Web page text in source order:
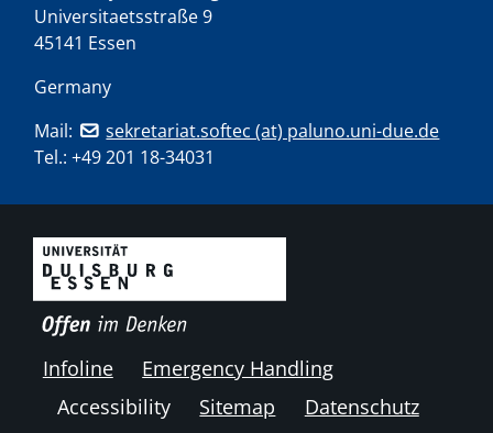
Universitaetsstraße 9
45141 Essen
Germany
Mail:
sekretariat.softec (at) paluno.uni-due.de
Tel.: +49 201 18-34031
Infoline
Emergency Handling
Accessibility
Sitemap
Datenschutz